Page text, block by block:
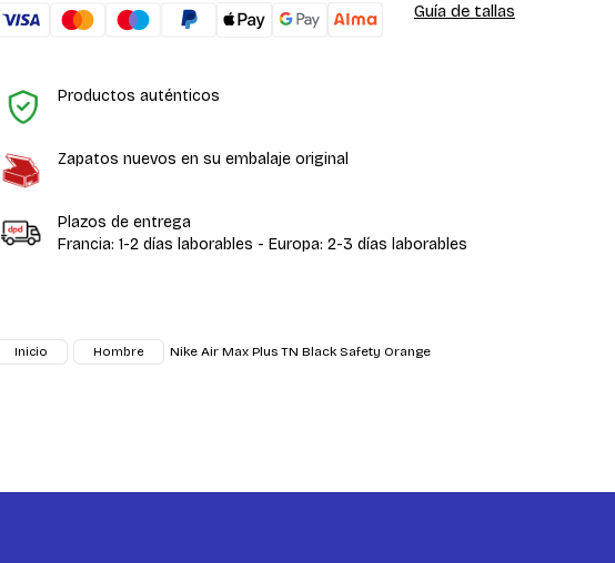
Guía de tallas
Productos auténticos
Zapatos nuevos en su embalaje original
Plazos de entrega
Francia: 1-2 días laborables - Europa: 2-3 días laborables
Inicio Hombre Nike Air Max Plus TN Black Safety Orange